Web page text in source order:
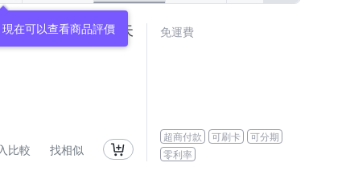
現在可以查看商品評價
_CH-ZLM02-HI34 天
比較 找相似
免運費
超商付款 可刷卡
可分期
零利率